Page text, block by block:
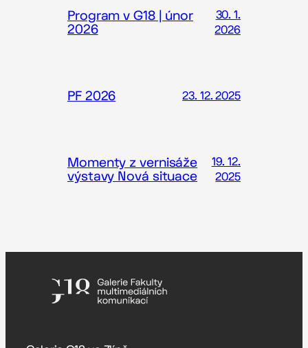
Program v G18 | únor
2026
30. 1.
2026
PF 2026 23. 12. 2025
Momenty z vernisáže
výstavy Nová situace
19. 12.
2025